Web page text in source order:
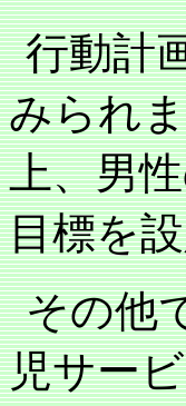
行動計
みられ
上、男
目標を
その他
児サー